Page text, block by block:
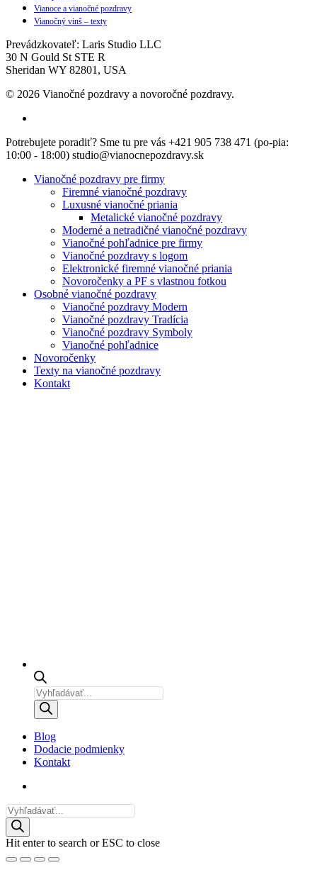
Vianoce a vianočné pozdravy
Vianočný vinš – texty
Prevádzkovateľ: Laris Studio LLC
30 N Gould St STE R
Sheridan WY 82801, USA
© 2026 Vianočné pozdravy a novoročné pozdravy.
Close
Menu
Potrebujete poradiť? Sme tu pre vás +421 905 738 471 (po-pia:
10:00 - 18:00) studio@vianocnepozdravy.sk
Vianočné pozdravy pre firmy
Firemné vianočné pozdravy
Luxusné vianočné priania
Metalické vianočné pozdravy
Moderné a netradičné vianočné pozdravy
Vianočné pohľadnice pre firmy
Vianočné pozdravy s logom
Elektronické firemné vianočné priania
Novoročenky a PF s vlastnou fotkou
Osobné vianočné pozdravy
Vianočné pozdravy Modern
Vianočné pozdravy Tradícia
Vianočné pozdravy Symboly
Vianočné pohľadnice
Novoročenky
Texty na vianočné pozdravy
Kontakt
Products
search
Blog
Dodacie podmienky
Kontakt
Products
search
Hit enter to search or ESC to close